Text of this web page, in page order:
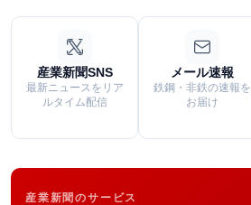
産業新聞SNS
最新ニュースをリア
ルタイム配信
メール速報
鉄鋼・非鉄の速報を
お届け
産業新聞のサービス